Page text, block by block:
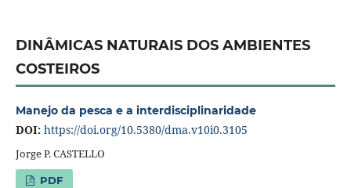
DINÂMICAS NATURAIS DOS AMBIENTES
COSTEIROS
Manejo da pesca e a interdisciplinaridade
DOI: https://doi.org/10.5380/dma.v10i0.3105
Jorge P. CASTELLO
PDF